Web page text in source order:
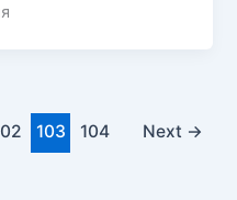
103 104 Next →